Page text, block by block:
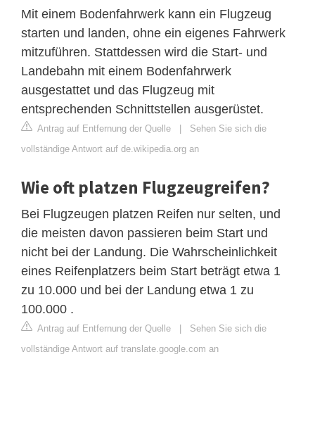
Mit einem Bodenfahrwerk kann ein Flugzeug
starten und landen, ohne ein eigenes Fahrwerk
mitzuführen. Stattdessen wird die Start- und
Landebahn mit einem Bodenfahrwerk
ausgestattet und das Flugzeug mit
entsprechenden Schnittstellen ausgerüstet.
Antrag auf Entfernung der Quelle | Sehen Sie sich die
vollständige Antwort auf de.wikipedia.org an
Wie oft platzen Flugzeugreifen?
Bei Flugzeugen platzen Reifen nur selten, und
die meisten davon passieren beim Start und
nicht bei der Landung. Die Wahrscheinlichkeit
eines Reifenplatzers beim Start beträgt etwa 1
zu 10.000 und bei der Landung etwa 1 zu
100.000 .
Antrag auf Entfernung der Quelle | Sehen Sie sich die
vollständige Antwort auf translate.google.com an